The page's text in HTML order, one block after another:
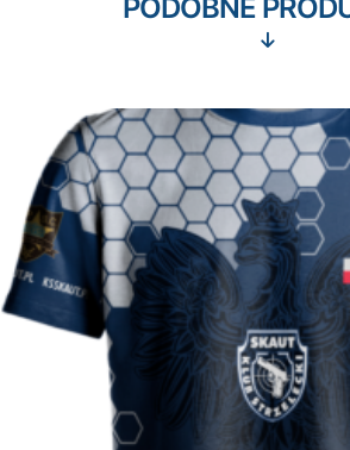
PODOBNE